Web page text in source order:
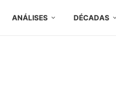
ANÁLISES DÉCADAS